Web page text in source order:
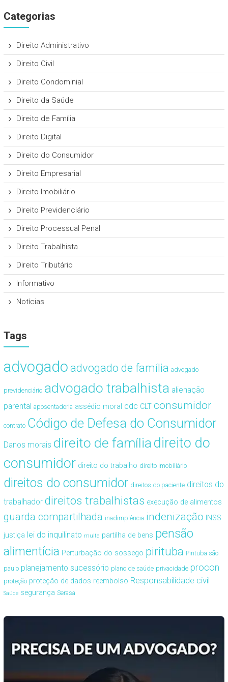
Categorias
Direito Administrativo
Direito Civil
Direito Condominial
Direito da Saúde
Direito de Família
Direito Digital
Direito do Consumidor
Direito Empresarial
Direito Imobiliário
Direito Previdenciário
Direito Processual Penal
Direito Trabalhista
Direito Tributário
Informativo
Notícias
Tags
advogado advogado de família advogado
previdenciário advogado trabalhista alienação
parental aposentadoria assédio moral cdc CLT consumidor
contrato Código de Defesa do Consumidor
Danos morais direito de famíliadireito do
consumidor direito do trabalho direito imobiliário
direitos do consumidor direitos do paciente direitos do
trabalhador direitos trabalhistas execução de alimentos
guarda compartilhada inadimplência indenização INSS
justiça lei do inquilinato multa partilha de bens pensão
alimentícia Perturbação do sossego pirituba Pirituba são
paulo planejamento sucessório plano de saúde privacidade procon
proteção proteção de dados reembolso Responsabilidade civil
Saúde segurança Serasa